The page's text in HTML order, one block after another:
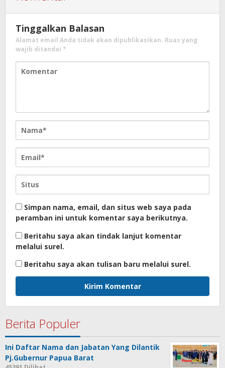
peramban ini untuk komentar saya berikutnya.
Beritahu saya akan tindak lanjut komentar
Beritahu saya akan tulisan baru melalui surel.
Berita Populer
Ini Daftar Nama dan Jabatan Yang Dilantik
Pj.Gubernur Papua Barat
Tanpa Busana di Pantai Maruni
44545 Dilihat
Kompol Isaac Hosio Pimpin Sertijab Kasat
42357 Dilihat
Pangkoarmada III Temui Pangdam
XVIII/Kasuari
Gempa M 4.7, Berpusat di Ransiki Terasa
Hingga Manokwari
41544 Dilihat